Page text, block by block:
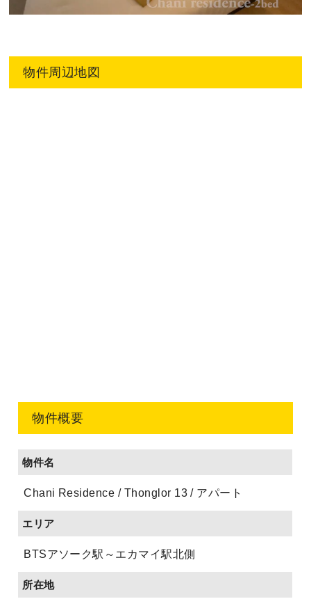
物件周辺地図
物件概要
物件名
Chani Residence / Thonglor 13 / アパート
エリア
BTSアソーク駅～エカマイ駅北側
所在地